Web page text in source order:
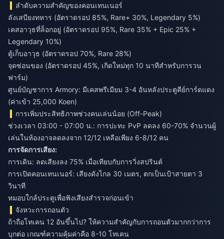
ลำดับความสำคัญของคอนเทนเนอร์
ลังเสบียงทหาร (อัตราดรอป 85%, Rare+ 30%, Legendary 5%)
เคสอาวุธที่ล็อกอยู่ (อัตราดรอป 95%, Rare 35% + Epic 25% +
Legendary 10%)
ตู้เก็บอาวุธ (อัตราดรอป 70%, Rare 28%)
จุดซ่อนของ (อัตราดรอป 45%, เกิดใหม่ทุก 10 นาทีสำหรับการวน
ฟาร์ม)
ศูนย์บัญชาการ Armory: มีเคสพรีเมียม 3-4 อันหลังประตูคีย์การ์ดแดง
(ค่าเข้า 25,000 Koen)
การเพิ่มประสิทธิภาพช่วงคนเล่นน้อย (Off-Peak)
ช่วงเวลา 03:00 - 07:00 น.: การปะทะ PvP ลดลง 60-70% จำนวนผู้
เล่นในห้องอาจลดลงจาก 12/12 เหลือเพียง 6-8/12 คน
การจัดการเสียง:
การเดิน: ลดเสียงลง 75% เมื่อเทียบกับการวิ่งสปรินต์
การเปิดคอนเทนเนอร์: เสียงดังไกล 30 เมตร, ตกเป็นเป้าสายตา 3
วินาที
หมอบใกล้ประตูเพื่อฟังเสียงสำรวจก่อนเข้า
จังหวะการถอนตัว
ถ้าถือโทเคน 12 อันขึ้นไป? ให้ความสำคัญกับการถอนตัวมากกว่าการ
บุกต่อ เกณฑ์ความคุ้มค่าคือ 8-10 โทเคน